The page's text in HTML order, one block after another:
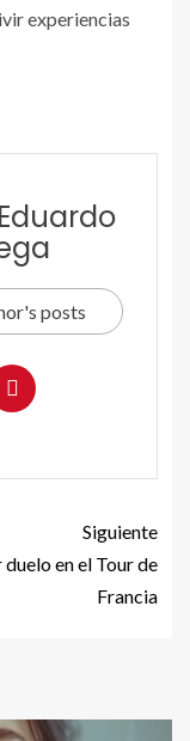
experiencias
posts
Siguiente
en el Tour de
Francia